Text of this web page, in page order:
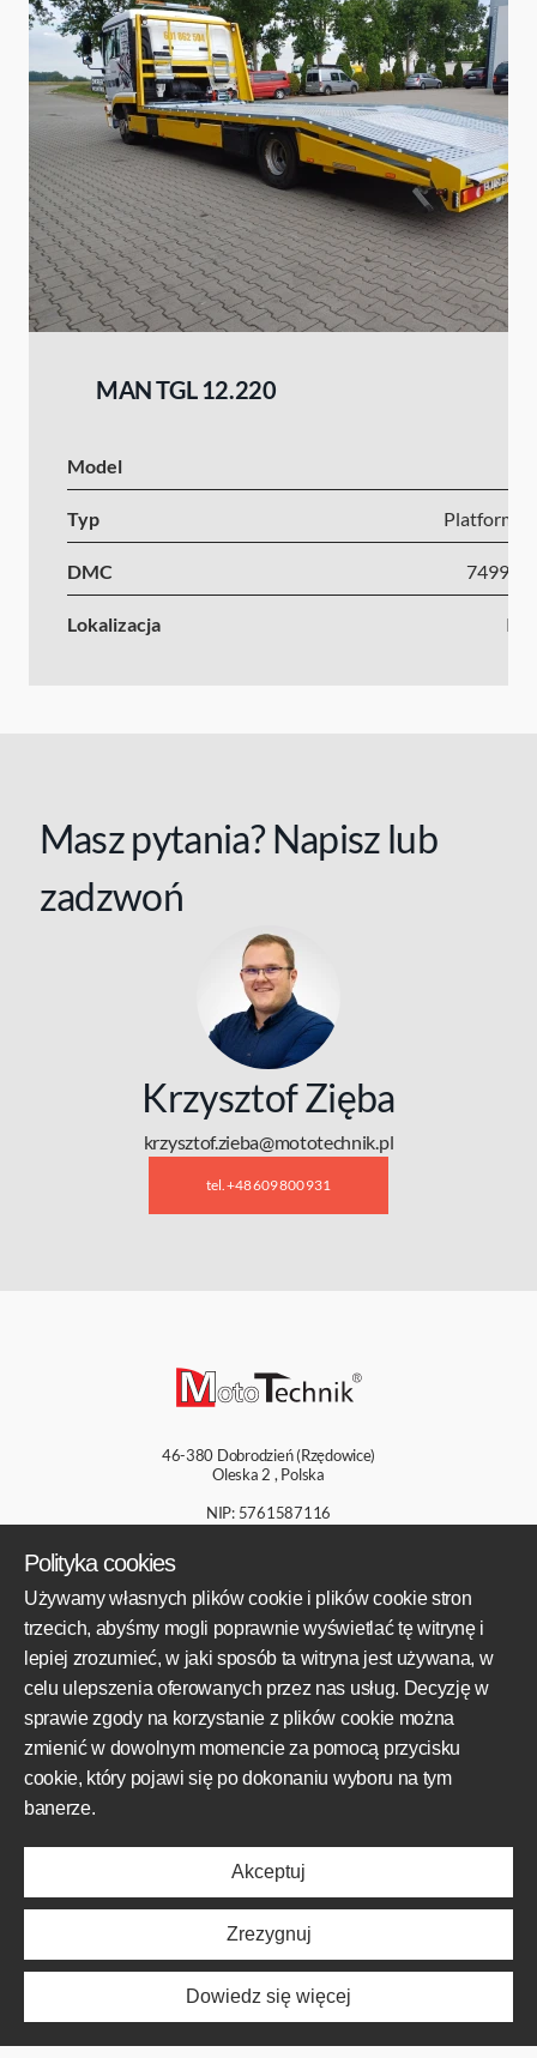
MAN TGL 12.220
Model
Typ Platforma
DMC 7499-
Lokalizacja
Masz pytania? Napisz lub
zadzwoń
Krzysztof Zięba
krzysztof.zieba@mototechnik.pl
tel. +48 609 800 931
46-380 Dobrodzień (Rzędowice)
Oleska 2 , Polska
NIP: 5761587116
+48 609 800 931
+48 609 550 459
biuro@mototechnik.pl
OBSZARY DZIAŁALNOŚCI
Produkty
Realizacje
Poznaj nas
Aktualności
O NAS
Produkty
Polityka cookies
Używamy własnych plików cookie i plików cookie stron
trzecich, abyśmy mogli poprawnie wyświetlać tę witrynę i
lepiej zrozumieć, w jaki sposób ta witryna jest używana, w
celu ulepszenia oferowanych przez nas usług. Decyzję w
sprawie zgody na korzystanie z plików cookie można
zmienić w dowolnym momencie za pomocą przycisku
cookie, który pojawi się po dokonaniu wyboru na tym
banerze.
Akceptuj
Zrezygnuj
Dowiedz się więcej